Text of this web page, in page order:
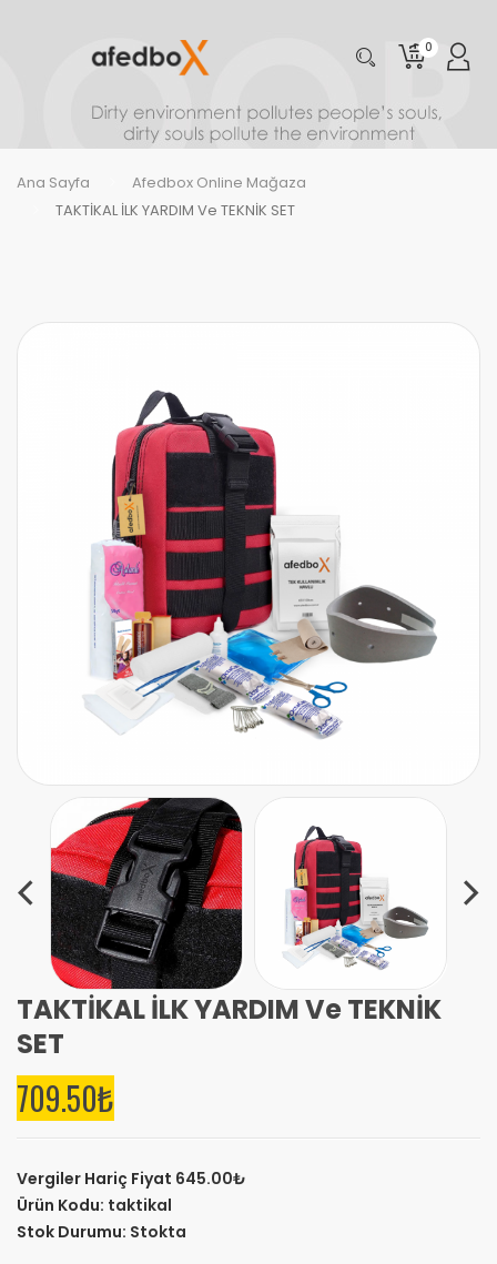
0
Ana Sayfa
Afedbox Online Mağaza
TAKTİKAL İLK YARDIM Ve TEKNİK SET
TAKTİKAL İLK YARDIM Ve TEKNİK
SET
709.50₺
Vergiler Hariç Fiyat 645.00₺
Ürün Kodu: taktikal
Stok Durumu: Stokta